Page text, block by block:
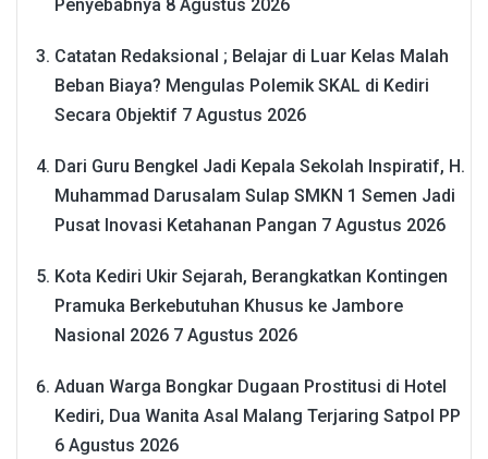
Penyebabnya 8 Agustus 2026
Catatan Redaksional ; Belajar di Luar Kelas Malah
Beban Biaya? Mengulas Polemik SKAL di Kediri
Secara Objektif 7 Agustus 2026
Dari Guru Bengkel Jadi Kepala Sekolah Inspiratif, H.
Muhammad Darusalam Sulap SMKN 1 Semen Jadi
Pusat Inovasi Ketahanan Pangan 7 Agustus 2026
Kota Kediri Ukir Sejarah, Berangkatkan Kontingen
Pramuka Berkebutuhan Khusus ke Jambore
Nasional 2026 7 Agustus 2026
Aduan Warga Bongkar Dugaan Prostitusi di Hotel
Kediri, Dua Wanita Asal Malang Terjaring Satpol PP
6 Agustus 2026